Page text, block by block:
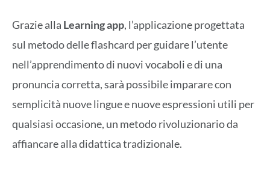
Grazie alla Learning app, l’applicazione progettata
sul metodo delle flashcard per guidare l’utente
nell’apprendimento di nuovi vocaboli e di una
pronuncia corretta, sarà possibile imparare con
semplicità nuove lingue e nuove espressioni utili per
qualsiasi occasione, un metodo rivoluzionario da
affiancare alla didattica tradizionale.